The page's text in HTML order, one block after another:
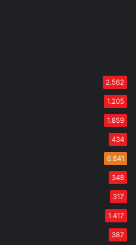
2.562
1.205
1.859
434
6.841
348
317
1.417
387